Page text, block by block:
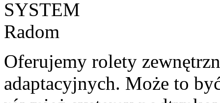
Oferujemy rolety
adaptacyjnych. Może to